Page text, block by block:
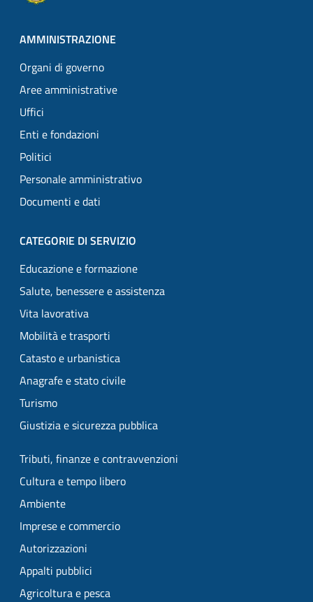
AMMINISTRAZIONE
Organi di governo
Aree amministrative
Uffici
Enti e fondazioni
Politici
Personale amministrativo
Documenti e dati
CATEGORIE DI SERVIZIO
Educazione e formazione
Salute, benessere e assistenza
Vita lavorativa
Mobilità e trasporti
Catasto e urbanistica
Anagrafe e stato civile
Turismo
Giustizia e sicurezza pubblica
Tributi, finanze e contravvenzioni
Cultura e tempo libero
Ambiente
Imprese e commercio
Autorizzazioni
Appalti pubblici
Agricoltura e pesca